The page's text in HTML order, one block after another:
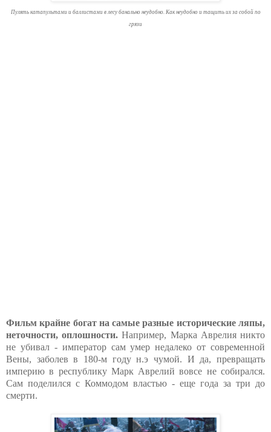
Пулять катапультами и баллистами в лесу банально неудобно. Как неудобно и тащить их за собой по
грязи
Фильм крайне богат на самые разные исторические ляпы,
неточности, оплошности. Например, Марка Аврелия никто
не убивал - император сам умер недалеко от современной
Вены, заболев в 180-м году н.э чумой. И да, превращать
империю в республику Марк Аврелий вовсе не собирался.
Сам поделился с Коммодом властью - еще года за три до
смерти.